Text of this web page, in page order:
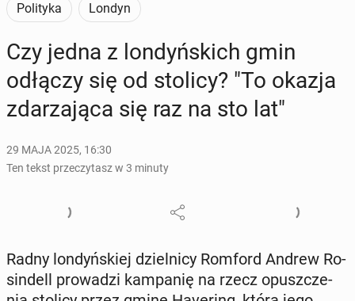
Polityka Londyn
Czy jedna z lon­dyń­skich gmin
odłączy się od stolicy? "To okazja
zda­rza­ją­ca się raz na sto lat"
29 MAJA 2025, 16:30
Ten tekst przeczytasz w 3 minuty
Radny lon­dyń­skiej dziel­ni­cy Romford Andrew Ro­
sin­dell pro­wa­dzi kam­pa­nię na rzecz opusz­cze­